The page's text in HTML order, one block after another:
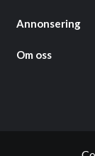
Annonsering
Om oss